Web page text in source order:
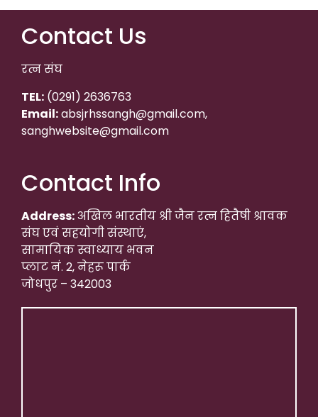
Contact Us
रत्न संघ
TEL: (0291) 2636763
Email:absjrhssangh@gmail.com,
sanghwebsite@gmail.com
Contact Info
Address:अखिल भारतीय श्री जैन रत्न हितैषी श्रावक
संघ एवं सहयोगी संस्थाएं,
सामायिक स्वाध्याय भवन
प्लाट नं. 2, नेहरू पार्क
जोधपुर – 342003